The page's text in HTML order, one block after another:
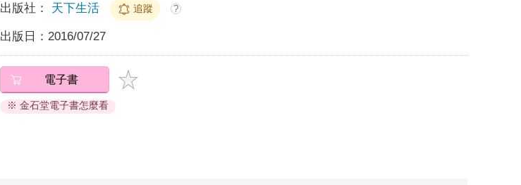
出版社： 天下生活 追蹤 ?
出版日： 2016/07/27
電子書
※ 金石堂電子書怎麼看